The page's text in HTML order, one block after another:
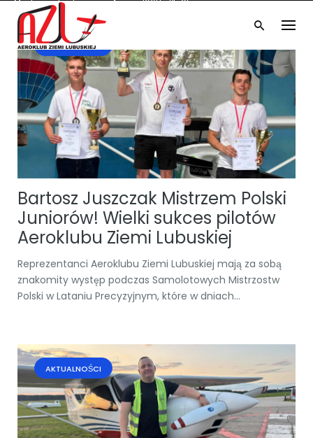
content
Możliwość tankowania Avgas 100LL i Pb 95
Częstotliwość 130.780 MHz
UWAGA! NOWY PRZETARG!
Godziny operacyjne 8:00 - 16:00
AKTUALNOŚCI
Bartosz Juszczak Mistrzem Polski
Juniorów! Wielki sukces pilotów
Aeroklubu Ziemi Lubuskiej
Reprezentanci Aeroklubu Ziemi Lubuskiej mają za sobą
znakomity występ podczas Samolotowych Mistrzostw
Polski w Lataniu Precyzyjnym, które w dniach...
AKTUALNOŚCI